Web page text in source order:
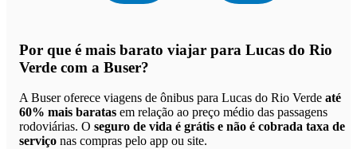
Por que é mais barato viajar para Lucas do Rio
Verde com a Buser?
A Buser oferece viagens de ônibus para Lucas do Rio Verde até
60% mais baratas em relação ao preço médio das passagens
rodoviárias. O seguro de vida é grátis e não é cobrada taxa de
serviço nas compras pelo app ou site.